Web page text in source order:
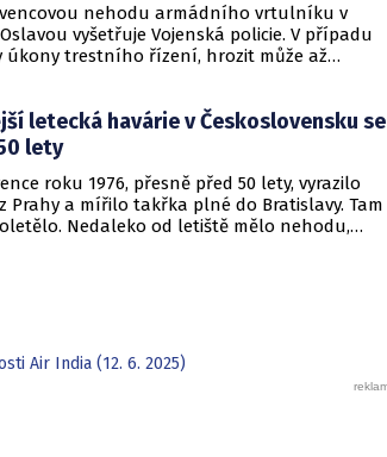
nehodu armádního vrtulníku v
vyšetřuje Vojenská policie. V případu
úkony trestního řízení, hrozit může až
letecká havárie v Československu se
lety
roku 1976, přesně před 50 lety, vyrazilo
Prahy a mířilo takřka plné do Bratislavy. Tam
Nedaleko od letiště mělo nehodu,
Air India (12. 6. 2025)